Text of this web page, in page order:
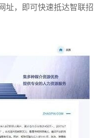
址，即可快速抵达智联招